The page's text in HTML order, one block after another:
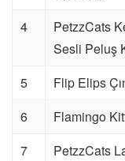
4
PetzzCats
Sesli Peluş
5 Flip Elips
6
Flamingo
7
PetzzCats